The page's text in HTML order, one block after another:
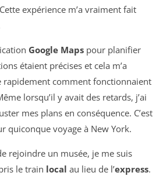
expérience m’a vraiment fait
Google Maps pour planifier
étaient précises et cela m’a
rapidement comment fonctionnaient
lorsqu’il y avait des retards, j’ai
mes plans en conséquence. C’est
quiconque voyage à New York.
rejoindre un musée, je me suis
le train local au lieu de l’express.